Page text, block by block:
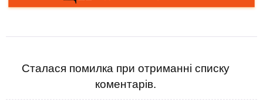
Сталася помилка при отриманні списку
коментарів.